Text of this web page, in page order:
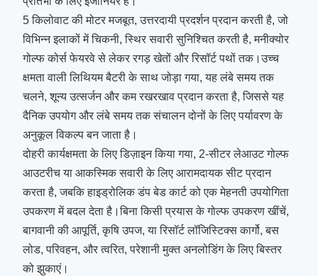
5 किलोवाट की मोटर मजबूत, उत्तरदायी प्रदर्शन प्रदान करती है, जो
विभिन्न इलाकों में चिकनी, स्थिर सवारी सुनिश्चित करती है, मनीक्योर
गोल्फ कोर्स फेयरवे से लेकर रगड़ खेतों और रिसॉर्ट पथों तक।उच्च
क्षमता वाली लिथियम बैटरी के साथ जोड़ा गया, यह लंबे समय तक
चलने, शून्य उत्सर्जन और कम रखरखाव प्रदान करता है, जिससे यह
दैनिक उपयोग और लंबे समय तक संचालन दोनों के लिए पर्यावरण के
अनुकूल विकल्प बन जाता है।
दोहरी कार्यक्षमता के लिए डिज़ाइन किया गया, 2-सीटर लेआउट गोल्फ
आउटरीच या आकस्मिक सवारी के लिए आरामदायक सीट प्रदान
करता है, जबकि हाइड्रोलिक डंप बेड कार्ट को एक मेहनती उपयोगिता
उपकरण में बदल देता है।बिना किसी प्रयास के गोल्फ उपकरण खींचें,
बागवानी की आपूर्ति, कृषि उपज, या रिसॉर्ट लॉजिस्टिक्स कार्गो, बस
लोड, परिवहन, और त्वरित, परेशानी मुक्त अनलोडिंग के लिए बिस्तर
को झुकाएं।